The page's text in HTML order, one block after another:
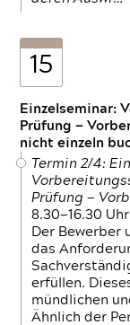
15
Einzelseminar:
Prüfung —
nicht einzeln
Termin 2/4:
Prüfung —
8.30—16.30 Uhr
Der Bewerber
das
erfüllen.
mündlichen
Ähnlich der